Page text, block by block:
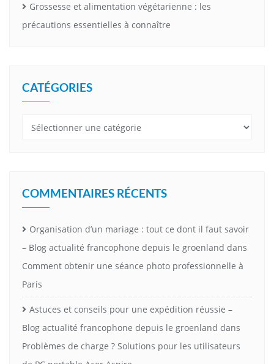
Grossesse et alimentation végétarienne : les
précautions essentielles à connaître
CATÉGORIES
Catégories
COMMENTAIRES RÉCENTS
Organisation d’un mariage : tout ce dont il faut savoir
– Blog actualité francophone depuis le groenland dans
Comment obtenir une séance photo professionnelle à
Paris
Astuces et conseils pour une expédition réussie –
Blog actualité francophone depuis le groenland dans
Problèmes de charge ? Solutions pour les utilisateurs